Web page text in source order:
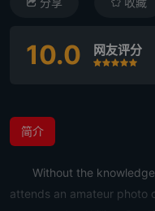
10.0 网友评分
很差较差还行
推荐
力荐
简介
Without the knowledge
attends an amateur photo